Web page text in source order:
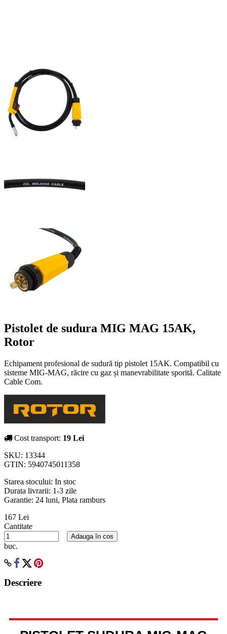
Pistolet de sudura MIG MAG 15AK,
Rotor
Echipament profesional de sudură tip pistolet 15AK. Compatibil cu
sisteme MIG-MAG, răcire cu gaz și manevrabilitate sporită. Calitate
Cable Com.
Cost transport: 19 Lei
SKU: 13344
GTIN: 5940745011358
Starea stocului: In stoc
Durata livrarii: 1-3 zile
Garantie: 24 luni, Plata ramburs
167 Lei
Cantitate
buc.
Adauga în cos
Descriere